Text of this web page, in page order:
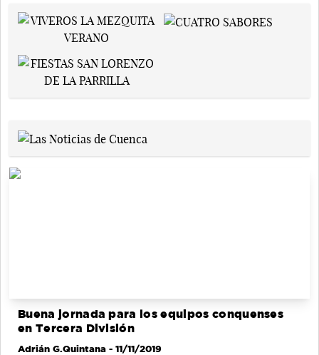
Buena jornada para los equipos conquenses
en Tercera División
Adrián G.Quintana - 11/11/2019